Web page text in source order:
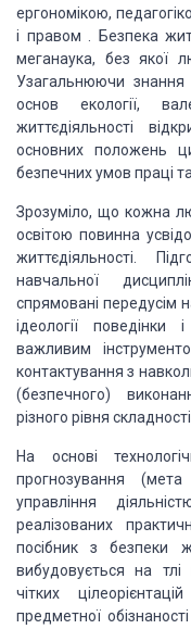
ергономікою,
і правом . Безпека
меганаука, без якої
Узагальнюючи знання
основ екології,
життєдіяльності
основних положень
безпечних умов праці та
Зрозуміло, що кожна
освітою повинна
життєдіяльності.
навчальної
спрямовані передусім
ідеології поведінки
важливим
контактування з
(безпечного)
різного рівня складності.
На основі
прогнозування
управління
реалізованих
посібник з безпеки
вибудовується на
чітких
предметної